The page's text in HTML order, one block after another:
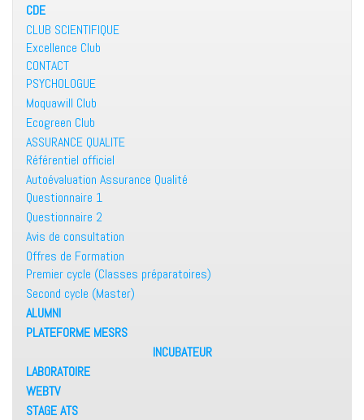
CDE
CLUB SCIENTIFIQUE
Excellence Club
CONTACT
PSYCHOLOGUE
Moquawill Club
Ecogreen Club
ASSURANCE QUALITE
Référentiel officiel
Autoévaluation Assurance Qualité
Questionnaire 1
Questionnaire 2
Avis de consultation
Offres de Formation
Premier cycle (Classes préparatoires)
Second cycle (Master)
ALUMNI
PLATEFORME MESRS
INCUBATEUR
LABORATOIRE
WEBTV
STAGE ATS